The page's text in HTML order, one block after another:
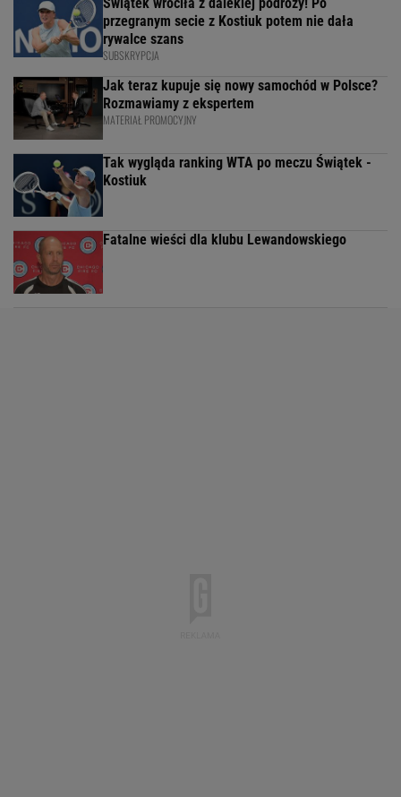
Świątek wróciła z dalekiej podróży! Po
przegranym secie z Kostiuk potem nie dała
rywalce szans
SUBSKRYPCJA
Jak teraz kupuje się nowy samochód w Polsce?
Rozmawiamy z ekspertem
MATERIAŁ PROMOCYJNY
Tak wygląda ranking WTA po meczu Świątek -
Kostiuk
Fatalne wieści dla klubu Lewandowskiego